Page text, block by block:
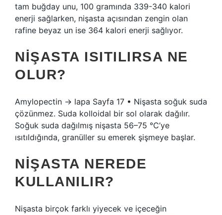
tam buğday unu, 100 gramında 339-340 kalori
enerji sağlarken, nişasta açısından zengin olan
rafine beyaz un ise 364 kalori enerji sağlıyor.
NIŞASTA ISITILIRSA NE
OLUR?
Amylopectin → lapa Sayfa 17 • Nişasta soğuk suda
çözünmez. Suda kolloidal bir sol olarak dağılır.
Soğuk suda dağılmış nişasta 56–75 °C’ye
ısıtıldığında, granüller su emerek şişmeye başlar.
NIŞASTA NEREDE
KULLANILIR?
Nişasta birçok farklı yiyecek ve içeceğin